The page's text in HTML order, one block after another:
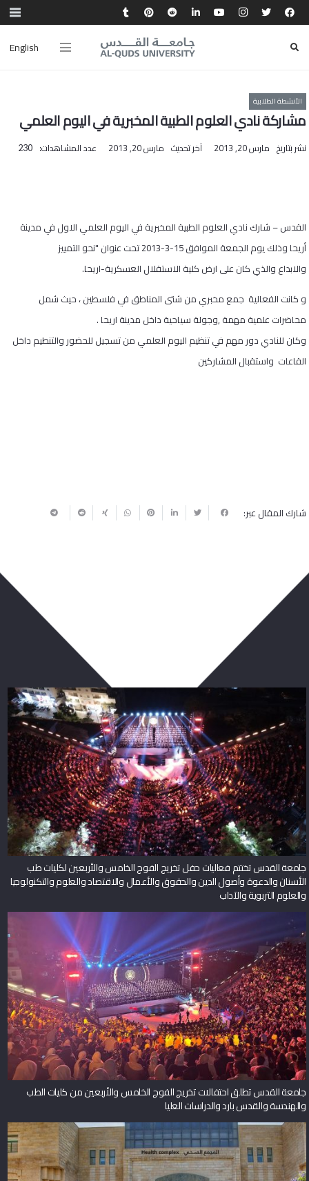
English
الأنشطة الطلابية
مشاركة نادي العلوم الطبية المخبرية في اليوم العلمي
نشر بتاريخ مارس 20, 2013 آخر تحديث مارس 20, 2013 عدد المشاهدات: 230
القدس – شارك نادي العلوم الطبية المخبرية في اليوم العلمي الاول في مدينة
أريحا وذلك يوم الجمعة الموافق 15-3-2013 تحت عنوان "نحو التمييز
والابداع والذي كان على ارض كلية الاستقلال العسكرية-اريحا.
و كانت الفعالية جمع مخبري من شتى المناطق في فلسطين ، حيث شمل
محاضرات علمية مهمة ,وجولة سياحية داخل مدينة اريحا .
وكان للنادي دور مهم في تنظيم اليوم العلمي من تسجيل للحضور والتنطيم داخل
القاعات واستقبال المشاركين
شارك المقال عبر:
جامعة القدس تختتم فعاليات حفل تخريج الفوج الخامس والأربعين لكليات طب
الأسنان والدعوة وأصول الدين والحقوق والأعمال والاقتصاد والعلوم والتكنولوجيا
والعلوم التربوية والآداب
جامعة القدس تطلق احتفالات تخريج الفوج الخامس والأربعين من كليات الطب
والهندسة والقدس بارد والدراسات العليا